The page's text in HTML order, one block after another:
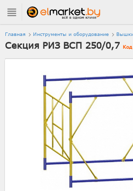
Главная Инструменты и оборудование
Секция РИЗ ВСП 250/0,7 Код